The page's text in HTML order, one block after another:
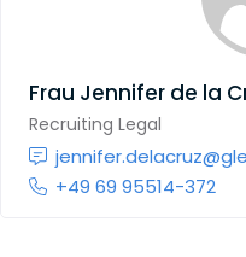
Frau Jennifer de la
Recruiting Legal
+49 69 95514-372